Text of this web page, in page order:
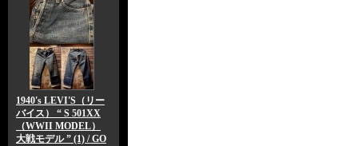
1940's LEVI'S（リー
バイス） “ S 501XX
（WWII MODEL）
大戦モデル ” (1) / GO